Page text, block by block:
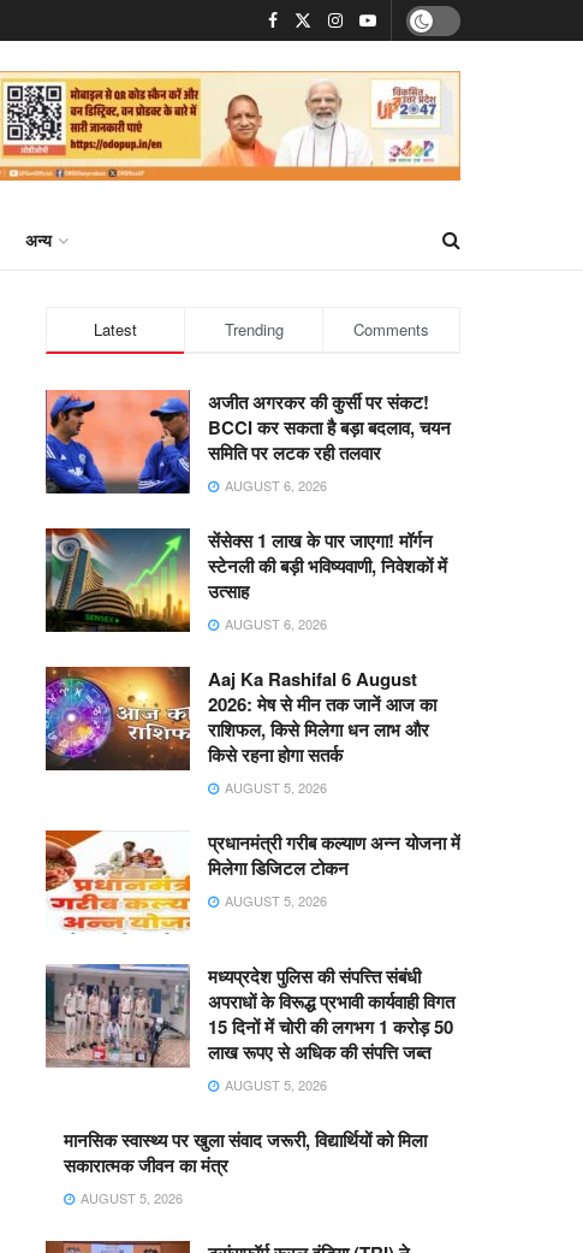
अन्य
Latest Trending Comments
अजीत अगरकर की कुर्सी पर संकट!
BCCI कर सकता है बड़ा बदलाव, चयन
समिति पर लटक रही तलवार
AUGUST 6, 2026
सेंसेक्स 1 लाख के पार जाएगा! मॉर्गन
स्टेनली की बड़ी भविष्यवाणी, निवेशकों में
उत्साह
AUGUST 6, 2026
Aaj Ka Rashifal 6 August
2026: मेष से मीन तक जानें आज का
राशिफल, किसे मिलेगा धन लाभ और
किसे रहना होगा सतर्क
AUGUST 5, 2026
प्रधानमंत्री गरीब कल्याण अन्न योजना में
मिलेगा डिजिटल टोकन
AUGUST 5, 2026
मध्यप्रदेश पुलिस की संपत्त्ति संबंधी
अपराधों के विरूद्ध प्रभावी कार्यवाही विगत
15 दिनों में चोरी की लगभग 1 करोड़ 50
लाख रूपए से अधिक की संपत्ति जब्‍त
AUGUST 5, 2026
मानसिक स्वास्थ्य पर खुला संवाद जरूरी, विद्यार्थियों को मिला
सकारात्मक जीवन का मंत्र
AUGUST 5, 2026